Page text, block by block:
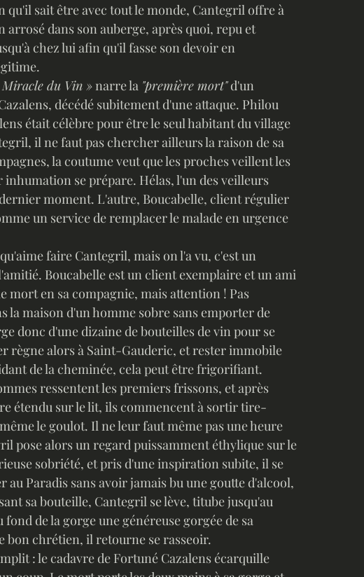
sait être avec tout le monde, Cantegril offre à
dans son auberge, après quoi, repu et
chez lui afin qu'il fasse son devoir en
du Vin » narre la "première mort" d'un
décédé subitement d'une attaque. Philou
était célèbre pour être le seul habitant du village
il ne faut pas chercher ailleurs la raison de sa
la coutume veut que les proches veillent les
se prépare. Hélas, l'un des veilleurs
moment. L'autre, Boucabelle, client régulier
un service de remplacer le malade en urgence
Boucabelle est un client exemplaire et un ami
mort en sa compagnie, mais attention ! Pas
la maison d'un homme sobre sans emporter de
donc d'une dizaine de bouteilles de vin pour se
règne alors à Saint-Gauderic, et rester immobile
de la cheminée, cela peut être frigorifiant.
étendu sur le lit, ils commencent à sortir tire-
le goulot. Il ne leur faut même pas une heure
pose alors un regard puissamment éthylique sur le
sobriété, et pris d'une inspiration subite, il se
au Paradis sans avoir jamais bu une goutte d'alcool,
sa bouteille, Cantegril se lève, titube jusqu'au
de la gorge une généreuse gorgée de sa
bon chrétien, il retourne se rasseoir.